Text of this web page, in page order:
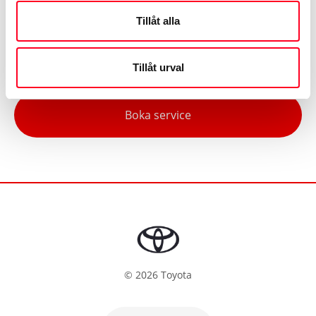
Tillåt alla
Tillåt urval
garantier på både arbete och delar.
Varmt välkommen!
Boka service
© 2026 Toyota